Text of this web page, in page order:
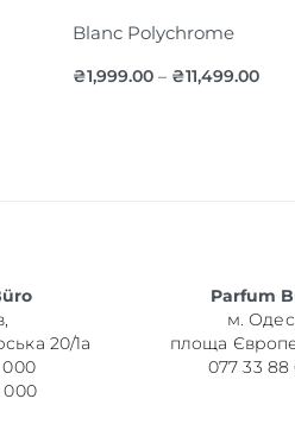
Blanc Polychrome
₴1,999.00 – ₴11,499.00
20/1а
000
000
Parfum
м.
площа
077 33 88